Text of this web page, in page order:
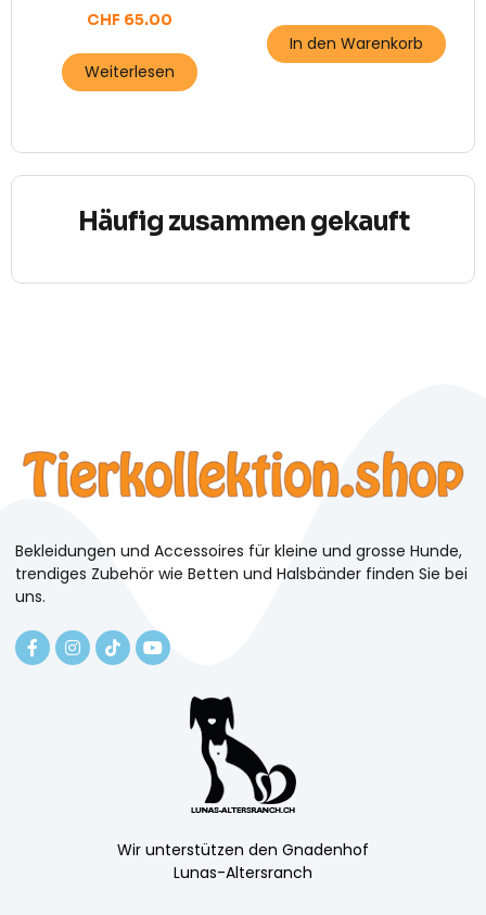
CHF 65.00
Weiterlesen
In den Warenkorb
Häufig zusammen gekauft
Bekleidungen und Accessoires für kleine und grosse Hunde,
trendiges Zubehör wie Betten und Halsbänder finden Sie bei
uns.
Wir unterstützen den Gnadenhof
Lunas-Altersranch